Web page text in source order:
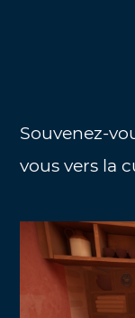
Souvenez-
vous vers la